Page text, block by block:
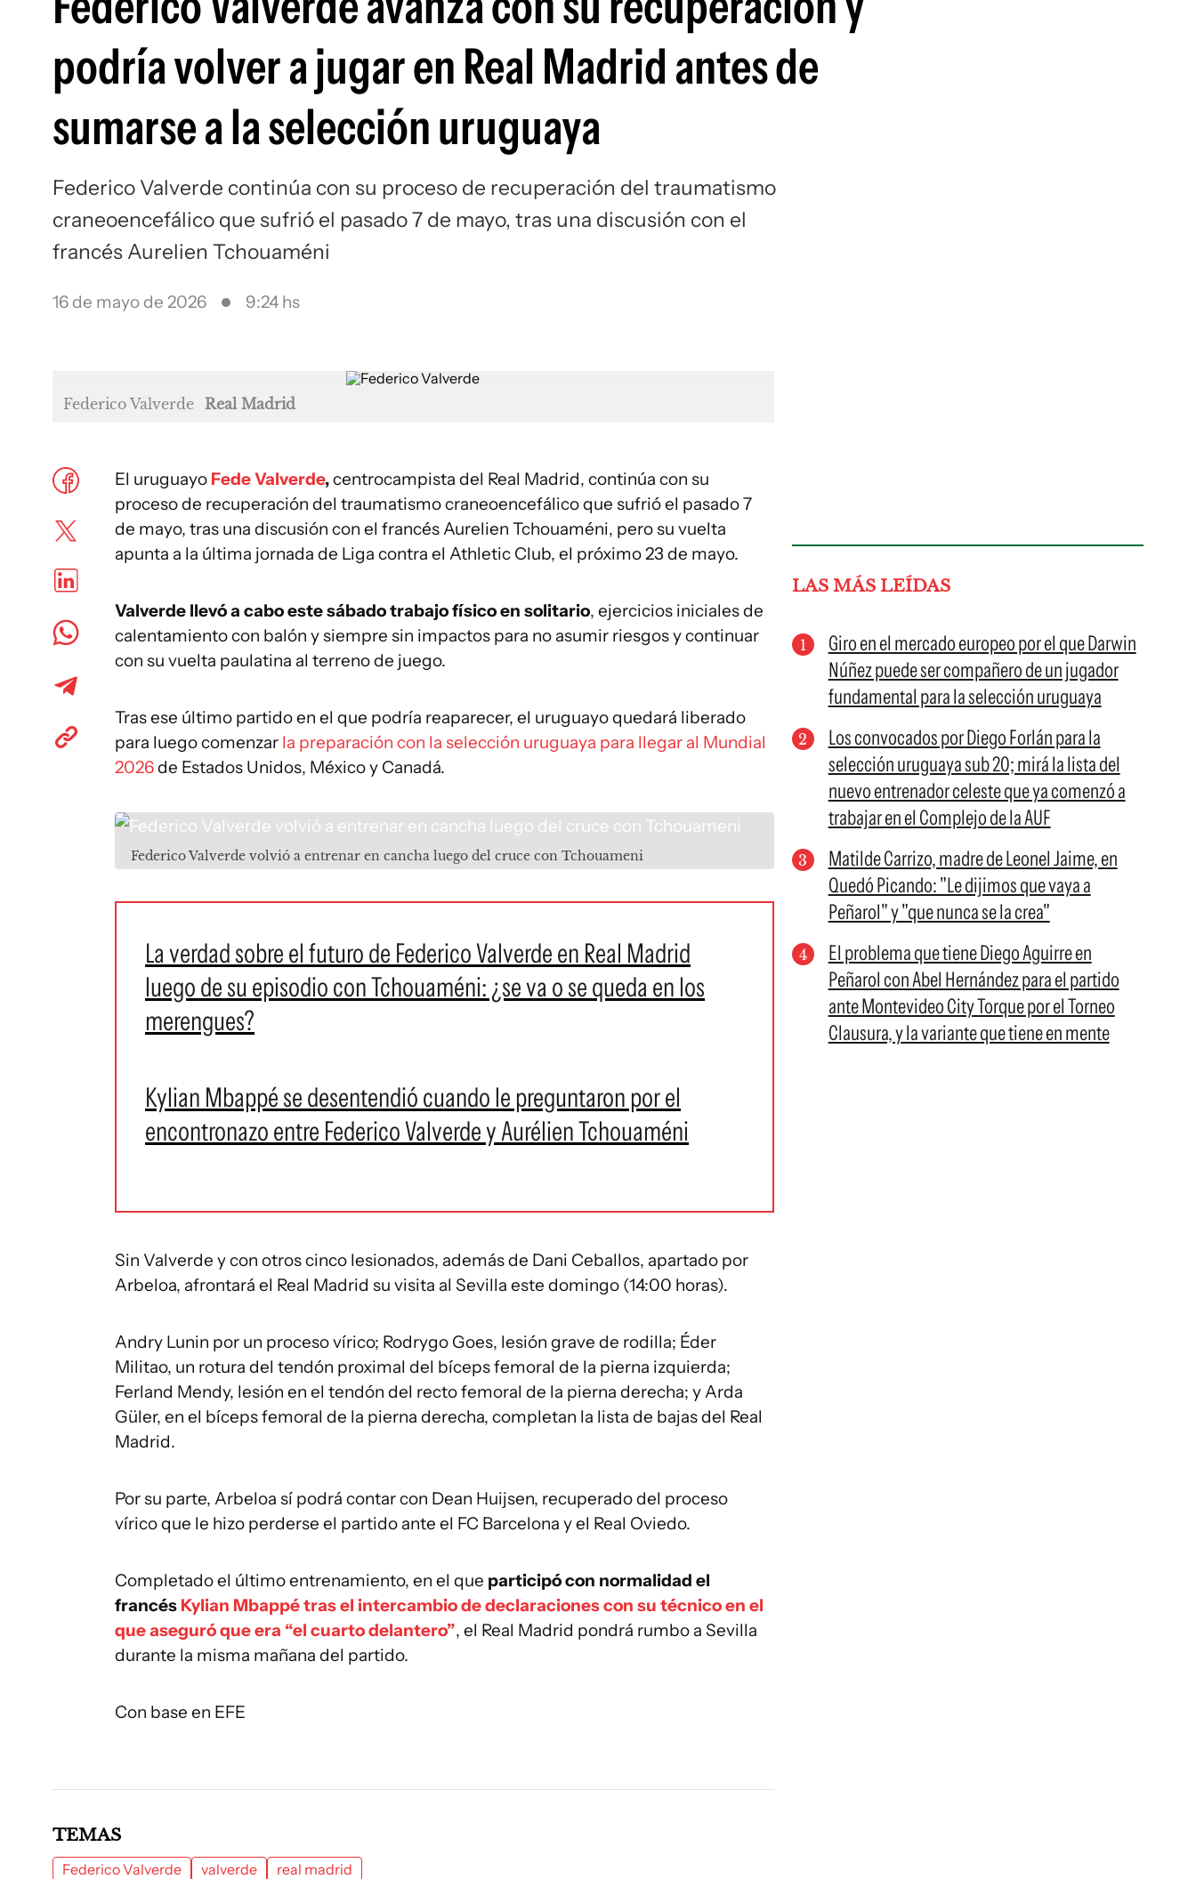
Siguenos en:
podría volver a jugar en Real Madrid antes de
sumarse a la selección uruguaya
Federico Valverde continúa con su proceso de recuperación del traumatismo
craneoencefálico que sufrió el pasado 7 de mayo, tras una discusión con el
francés Aurelien Tchouaméni
16 de mayo de 2026 9:24 hs
Federico Valverde Real Madrid
El uruguayo Fede Valverde,centrocampista del Real Madrid, continúa con su
proceso de recuperación del traumatismo craneoencefálico que sufrió el pasado 7
de mayo, tras una discusión con el francés Aurelien Tchouaméni, pero su vuelta
apunta a la última jornada de Liga contra el Athletic Club, el próximo 23 de mayo.
Valverde llevó a cabo este sábado trabajo físico en solitario, ejercicios iniciales de
calentamiento con balón y siempre sin impactos para no asumir riesgos y continuar
con su vuelta paulatina al terreno de juego.
Tras ese último partido en el que podría reaparecer, el uruguayo quedará liberado
para luego comenzar la preparación con la selección uruguaya para llegar al Mundial
2026de Estados Unidos, México y Canadá.
Federico Valverde volvió a entrenar en cancha luego del cruce con Tchouameni
La verdad sobre el futuro de Federico Valverde en Real Madrid
luego de su episodio con Tchouaméni: ¿se va o se queda en los
merengues?
Kylian Mbappé se desentendió cuando le preguntaron por el
encontronazo entre Federico Valverde y Aurélien Tchouaméni
Sin Valverde y con otros cinco lesionados, además de Dani Ceballos, apartado por
Arbeloa, afrontará el Real Madrid su visita al Sevilla este domingo (14:00 horas).
Andry Lunin por un proceso vírico; Rodrygo Goes, lesión grave de rodilla; Éder
Militao, un rotura del tendón proximal del bíceps femoral de la pierna izquierda;
Ferland Mendy, lesión en el tendón del recto femoral de la pierna derecha; y Arda
Güler, en el bíceps femoral de la pierna derecha, completan la lista de bajas del Real
Madrid.
Por su parte, Arbeloa sí podrá contar con Dean Huijsen, recuperado del proceso
vírico que le hizo perderse el partido ante el FC Barcelona y el Real Oviedo.
Completado el último entrenamiento, en el que participó con normalidad el
francés Kylian Mbappé tras el intercambio de declaraciones con su técnico en el
que aseguró que era “el cuarto delantero”, el Real Madrid pondrá rumbo a Sevilla
durante la misma mañana del partido.
Con base en EFE
LAS MÁS LEÍDAS
Giro en el mercado europeo por el que Darwin
Núñez puede ser compañero de un jugador
fundamental para la selección uruguaya
Los convocados por Diego Forlán para la
selección uruguaya sub 20; mirá la lista del
nuevo entrenador celeste que ya comenzó a
trabajar en el Complejo de la AUF
Matilde Carrizo, madre de Leonel Jaime, en
Quedó Picando: "Le dijimos que vaya a
Peñarol" y "que nunca se la crea"
El problema que tiene Diego Aguirre en
Peñarol con Abel Hernández para el partido
ante Montevideo City Torque por el Torneo
Clausura, y la variante que tiene en mente
TEMAS
Federico Valverde valverde real madrid